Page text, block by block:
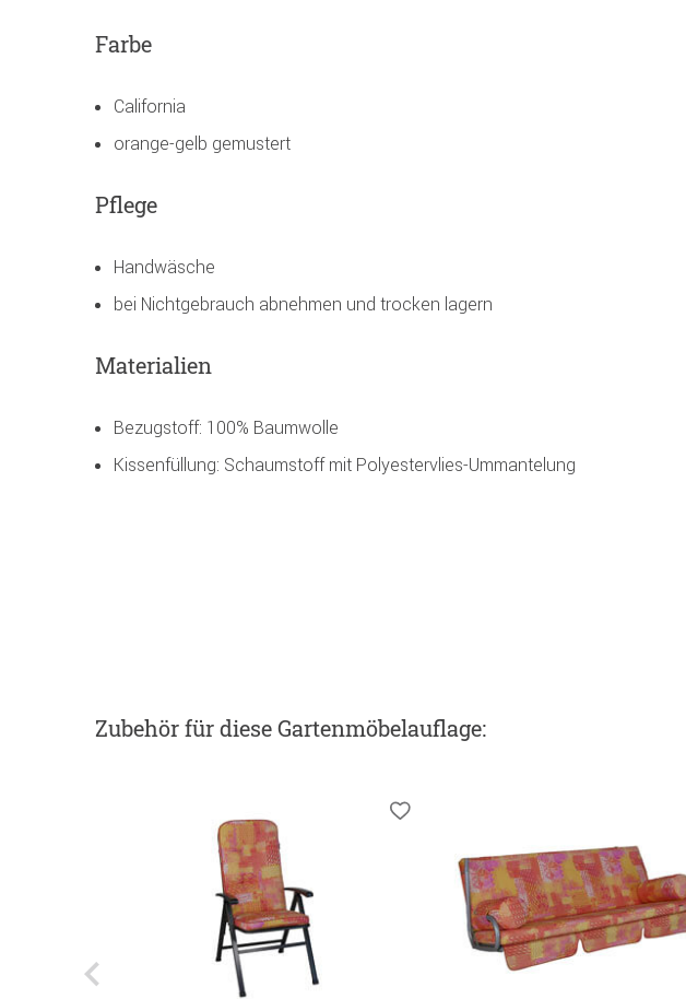
Farbe
California
orange-gelb gemustert
Pflege
Handwäsche
bei Nichtgebrauch abnehmen und trocken lagern
Materialien
Bezugstoff: 100% Baumwolle
Kissenfüllung: Schaumstoff mit Polyestervlies-Ummantelung
Zubehörfür diese Gartenmöbelauflage: